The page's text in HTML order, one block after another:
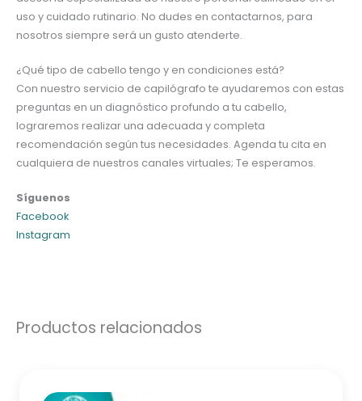
uso y cuidado rutinario. No dudes en contactarnos, para
nosotros siempre será un gusto atenderte.
¿Qué tipo de cabello tengo y en condiciones está?
Con nuestro servicio de capilógrafo te ayudaremos con estas
preguntas en un diagnóstico profundo a tu cabello,
lograremos realizar una adecuada y completa
recomendación según tus necesidades. Agenda tu cita en
cualquiera de nuestros canales virtuales; Te esperamos.
Síguenos
Facebook
Instagram
Productos relacionados